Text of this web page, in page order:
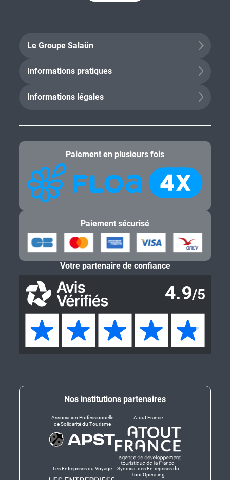
Le Groupe Salaün
Informations pratiques
Informations légales
Nos institutions partenaires
Association Professionnelle
de Solidarité du Tourisme
Atout France
Les Entreprises du Voyage
Syndicat des Entreprises du
Tour Operating
Paiement en plusieurs fois
Paiement sécurisé
Votre partenaire de confiance